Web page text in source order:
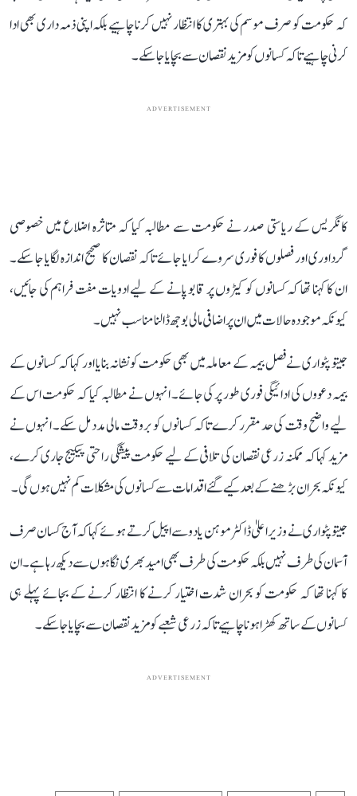
کہ حکومت کو صرف موسم کی بہتری کا انتظار نہیں کرنا چاہیے بلکہ اپنی ذمہ داری بھی ادا
کرنی چاہیے تاکہ کسانوں کو مزید نقصان سے بچایا جا سکے۔
ADVERTISEMENT
کانگریس کے ریاستی صدر نے حکومت سے مطالبہ کیا کہ متاثرہ اضلاع میں خصوصی
گرداوری اور فصلوں کا فوری سروے کرایا جائے تاکہ نقصان کا صحیح اندازہ لگایا جا سکے۔
ان کا کہنا تھا کہ کسانوں کو کیڑوں پر قابو پانے کے لیے ادویات مفت فراہم کی جائیں،
کیونکہ موجودہ حالات میں ان پر اضافی مالی بوجھ ڈالنا مناسب نہیں۔
جیتو پٹواری نے فصل بیمہ کے معاملہ میں بھی حکومت کو نشانہ بنایا اور کہا کہ کسانوں کے
بیمہ دعووں کی ادائیگی فوری طور پر کی جائے۔ انہوں نے مطالبہ کیا کہ حکومت اس کے
لیے واضح وقت کی حد مقرر کرے تاکہ کسانوں کو بروقت مالی مدد مل سکے۔ انہوں نے
مزید کہا کہ ممکنہ زرعی نقصان کی تلافی کے لیے حکومت پیشگی راحتی پیکیج جاری کرے،
کیونکہ بحران بڑھنے کے بعد کیے گئے اقدامات سے کسانوں کی مشکلات کم نہیں ہوں گی۔
جیتو پٹواری نے وزیر اعلیٰ ڈاکٹر موہن یادو سے اپیل کرتے ہوئے کہا کہ آج کسان صرف
آسمان کی طرف نہیں بلکہ حکومت کی طرف بھی امید بھری نگاہوں سے دیکھ رہا ہے۔ ان
کا کہنا تھا کہ حکومت کو بحران شدت اختیار کرنے کا انتظار کرنے کے بجائے پہلے ہی
کسانوں کے ساتھ کھڑا ہونا چاہیے تاکہ زرعی شعبے کو مزید نقصان سے بچایا جا سکے۔
ADVERTISEMENT